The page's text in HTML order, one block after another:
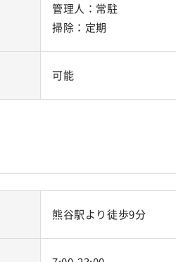
管理人：常駐
掃除：定期
可能
熊谷駅より徒歩9分